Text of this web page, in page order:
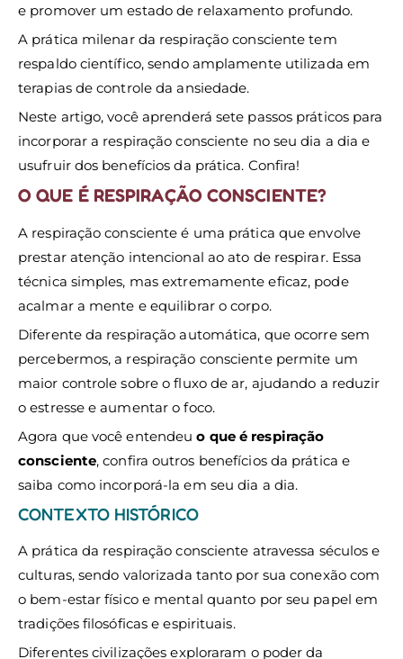
e promover um estado de relaxamento profundo.
A prática milenar da respiração consciente tem
respaldo científico, sendo amplamente utilizada em
terapias de controle da ansiedade.
Neste artigo, você aprenderá sete passos práticos para
incorporar a respiração consciente no seu dia a dia e
usufruir dos benefícios da prática. Confira!
O QUE É RESPIRAÇÃO CONSCIENTE?
A respiração consciente é uma prática que envolve
prestar atenção intencional ao ato de respirar. Essa
técnica simples, mas extremamente eficaz, pode
acalmar a mente e equilibrar o corpo.
Diferente da respiração automática, que ocorre sem
percebermos, a respiração consciente permite um
maior controle sobre o fluxo de ar, ajudando a reduzir
o estresse e aumentar o foco.
Agora que você entendeuo que é respiração
consciente, confira outros benefícios da prática e
saiba como incorporá-la em seu dia a dia.
CONTEXTO HISTÓRICO
A prática da respiração consciente atravessa séculos e
culturas, sendo valorizada tanto por sua conexão com
o bem-estar físico e mental quanto por seu papel em
tradições filosóficas e espirituais.
Diferentes civilizações exploraram o poder da